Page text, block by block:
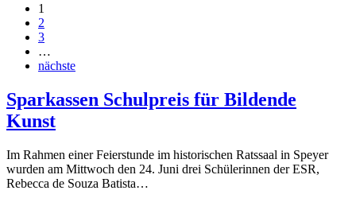
1
2
3
…
nächste
Sparkassen Schulpreis für Bildende
Kunst
Im Rahmen einer Feierstunde im historischen Ratssaal in Speyer
wurden am Mittwoch den 24. Juni drei Schülerinnen der ESR,
Rebecca de Souza Batista…